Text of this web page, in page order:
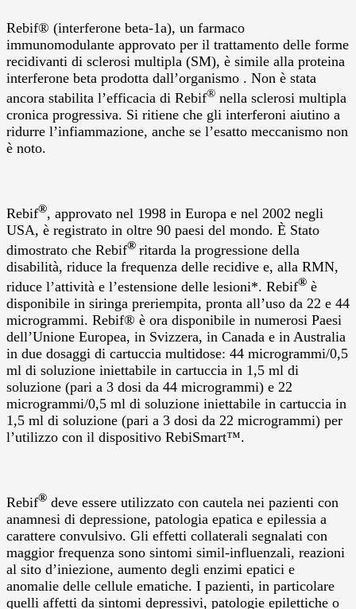
Rebif® (interferone beta-1a), un farmaco
immunomodulante approvato per il trattamento delle forme
recidivanti di sclerosi multipla (SM), è simile alla proteina
interferone beta prodotta dall’organismo . Non è stata
ancora stabilita l’efficacia di Rebif® nella sclerosi multipla
cronica progressiva. Si ritiene che gli interferoni aiutino a
ridurre l’infiammazione, anche se l’esatto meccanismo non
è noto.
Rebif®, approvato nel 1998 in Europa e nel 2002 negli
USA, è registrato in oltre 90 paesi del mondo. È Stato
dimostrato che Rebif® ritarda la progressione della
disabilità, riduce la frequenza delle recidive e, alla RMN,
riduce l’attività e l’estensione delle lesioni*. Rebif® è
disponibile in siringa preriempita, pronta all’uso da 22 e 44
microgrammi. Rebif® è ora disponibile in numerosi Paesi
dell’Unione Europea, in Svizzera, in Canada e in Australia
in due dosaggi di cartuccia multidose: 44 microgrammi/0,5
ml di soluzione iniettabile in cartuccia in 1,5 ml di
soluzione (pari a 3 dosi da 44 microgrammi) e 22
microgrammi/0,5 ml di soluzione iniettabile in cartuccia in
1,5 ml di soluzione (pari a 3 dosi da 22 microgrammi) per
l’utilizzo con il dispositivo RebiSmart™.
Rebif® deve essere utilizzato con cautela nei pazienti con
anamnesi di depressione, patologia epatica e epilessia a
carattere convulsivo. Gli effetti collaterali segnalati con
maggior frequenza sono sintomi simil-influenzali, reazioni
al sito d’iniezione, aumento degli enzimi epatici e
anomalie delle cellule ematiche. I pazienti, in particolare
quelli affetti da sintomi depressivi, patologie epilettiche o